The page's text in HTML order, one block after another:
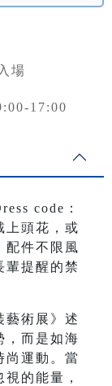
場
17:00
code：
上頭花，或
配件不限風
輩提醒的禁
藝術展》述
，而是如海
尚運動。當
的能量，